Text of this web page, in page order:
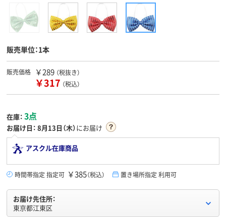
販売単位：1本
販売価格 ￥289 （税抜き）
￥317 （税込）
在庫： 3点
お届け日： 8月13日（木）にお届け
アスクル在庫商品
時間帯指定 指定可 ￥385（税込） 置き場所指定 利用可
お届け先住所：
東京都江東区